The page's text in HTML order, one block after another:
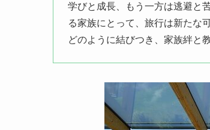
学びと成長、もう一方は逃避と
る家族にとって、旅行は新たな
どのように結びつき、家族絆と